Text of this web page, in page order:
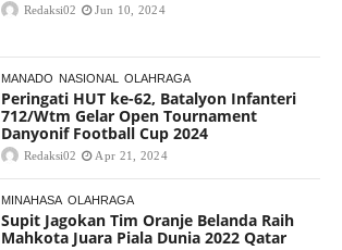
Redaksi02 Jun 10, 2024
MANADO NASIONAL OLAHRAGA
Peringati HUT ke-62, Batalyon Infanteri
712/Wtm Gelar Open Tournament
Danyonif Football Cup 2024
Redaksi02 Apr 21, 2024
MINAHASA OLAHRAGA
Supit Jagokan Tim Oranje Belanda Raih
Mahkota Juara Piala Dunia 2022 Qatar